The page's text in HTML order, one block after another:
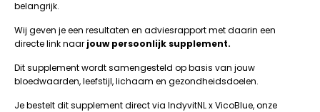
belangrijk.
Wij geven je een resultaten en adviesrapport met daarin een
directe link naar jouw persoonlijk supplement.
Dit supplement wordt samengesteld op basis van jouw
bloedwaarden, leefstijl, lichaam en gezondheidsdoelen.
Je bestelt dit supplement direct via IndyvitNL x VicoBlue, onze